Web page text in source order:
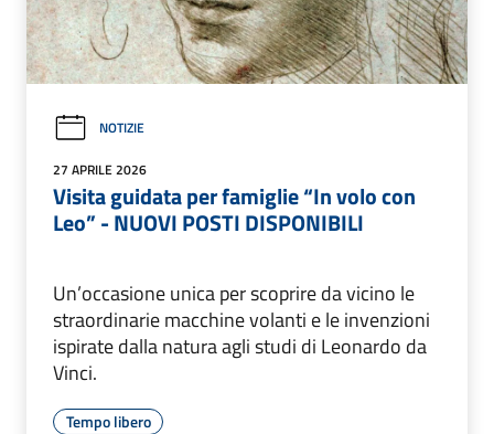
NOTIZIE
27 APRILE 2026
Visita guidata per famiglie “In volo con
Leo” - NUOVI POSTI DISPONIBILI
Un’occasione unica per scoprire da vicino le
straordinarie macchine volanti e le invenzioni
ispirate dalla natura agli studi di Leonardo da
Vinci.
Tempo libero